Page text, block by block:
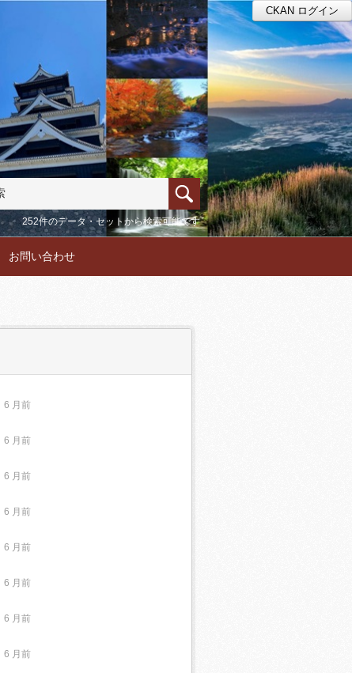
CKAN ログイン
252件のデータ・セットから検索可能です
お問い合わせ
6 月前
6 月前
6 月前
6 月前
6 月前
6 月前
6 月前
6 月前